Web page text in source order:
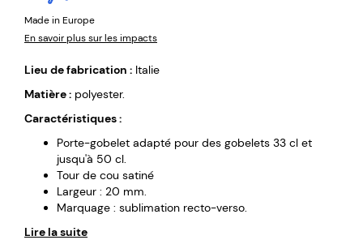
Made in Europe
En savoir plus sur les impacts
Lieu de fabrication : Italie
Matière : polyester.
Caractéristiques :
Porte-gobelet adapté pour des gobelets 33 cl et
jusqu'à 50 cl.
Tour de cou satiné
Largeur : 20 mm.
Marquage : sublimation recto-verso.
Lire la suite